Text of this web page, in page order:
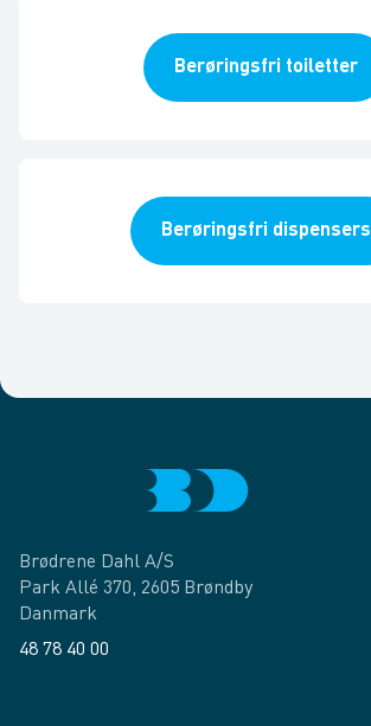
Berøringsfri toiletter
Berøringsfri dispensers
Brødrene Dahl A/S
Park Allé 370, 2605 Brøndby
Danmark
48 78 40 00